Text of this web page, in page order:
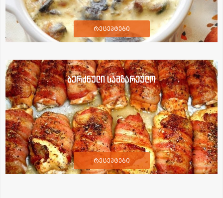
რეცეპტები
ბერძნული სამზარეულო
რეცეპტები